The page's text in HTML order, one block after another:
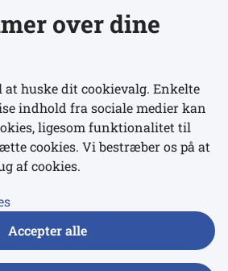
over dine
huske dit cookievalg. Enkelte
indhold fra sociale medier kan
ligesom funktionalitet til
cookies. Vi bestræber os på at
af cookies.
Accepter alle